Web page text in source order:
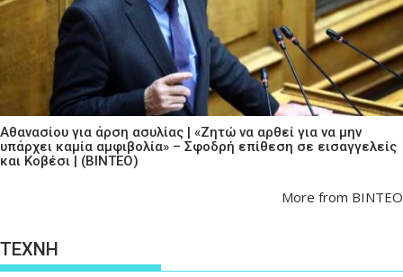
Αθανασίου για άρση ασυλίας | «Ζητώ να αρθεί για να μην
υπάρχει καμία αμφιβολία» – Σφοδρή επίθεση σε εισαγγελείς
και Κοβέσι | (ΒΙΝΤΕΟ)
More from ΒΙΝΤΕΟ
ΤΕΧΝΗ